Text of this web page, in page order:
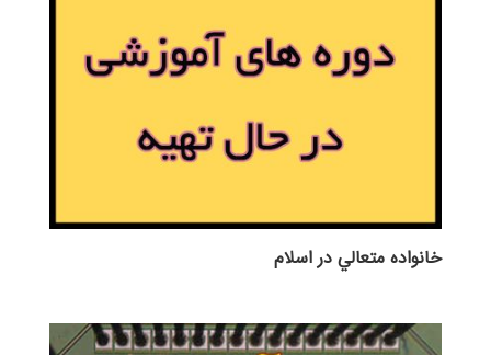
خانواده متعالي در اسلام